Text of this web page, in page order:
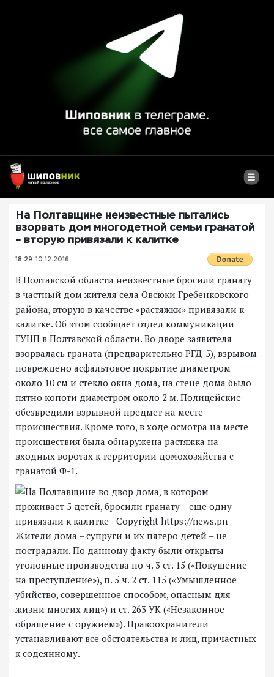
На Полтавщине неизвестные пытались
взорвать дом многодетной семьи гранатой
– вторую привязали к калитке
18:29 10.12.2016
В Полтавской области неизвестные бросили гранату
в частный дом жителя села Овсюки Гребенковского
района, вторую в качестве «растяжки» привязали к
калитке. Об этом сообщает отдел коммуникации
ГУНП в Полтавской области. Во дворе заявителя
взорвалась граната (предварительно РГД-5), взрывом
повреждено асфальтовое покрытие диаметром
около 10 см и стекло окна дома, на стене дома было
пятно копоти диаметром около 2 м. Полицейские
обезвредили взрывной предмет на месте
происшествия. Кроме того, в ходе осмотра на месте
происшествия была обнаружена растяжка на
входных воротах к территории домохозяйства с
гранатой Ф-1.
Жители дома – супруги и их пятеро детей – не
пострадали. По данному факту были открыты
уголовные производства по ч. 3 ст. 15 («Покушение
на преступление»), п. 5 ч. 2 ст. 115 («Умышленное
убийство, совершенное способом, опасным для
жизни многих лиц») и ст. 263 УК («Незаконное
обращение с оружием»). Правоохранители
устанавливают все обстоятельства и лиц, причастных
к содеянному.